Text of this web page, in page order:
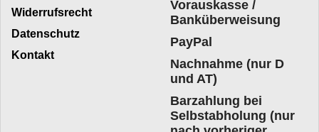
Widerrufsrecht
Datenschutz
Kontakt
Vorauskasse /
Banküberweisung
PayPal
Nachnahme (nur D
und AT)
Barzahlung bei
Selbstabholung (nur